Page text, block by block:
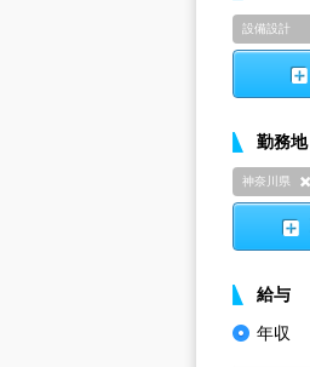
設備設計
勤務地
神奈川県
給与
年収